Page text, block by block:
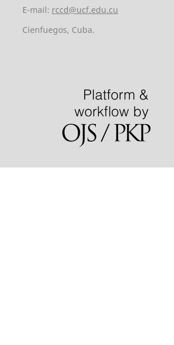
E-mail: rccd@ucf.edu.cu
Cienfuegos, Cuba.